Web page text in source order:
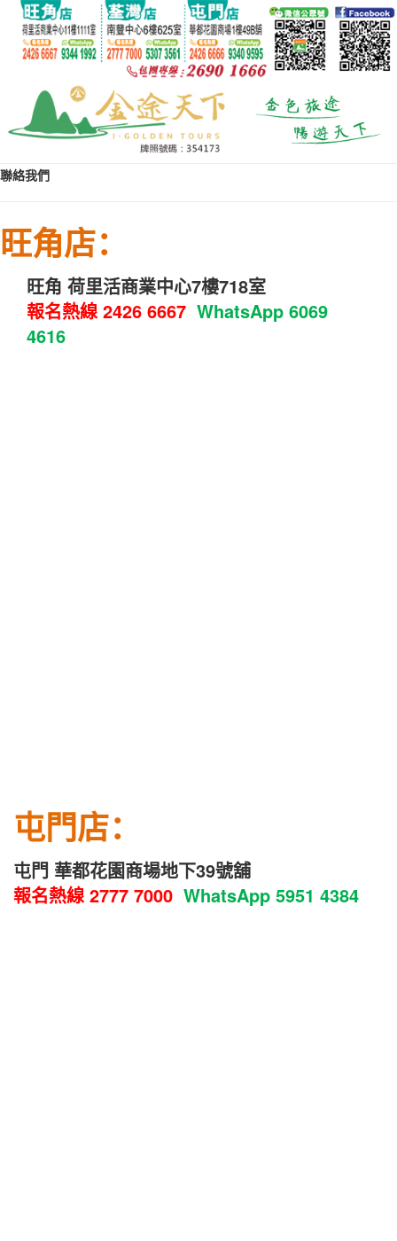
聯絡我們
旺角店：
旺角 荷里活商業中心7樓718室
報名熱線2426 6667 WhatsApp 6069
4616
屯門店：
屯門 華都花園商場地下39號舖
報名熱線2777 7000 WhatsApp 5951 4384